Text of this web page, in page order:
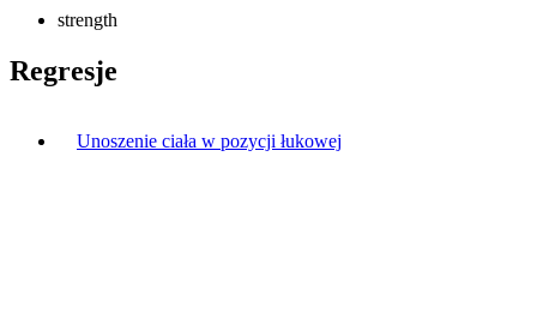
strength
Regresje
Unoszenie ciała w pozycji łukowej